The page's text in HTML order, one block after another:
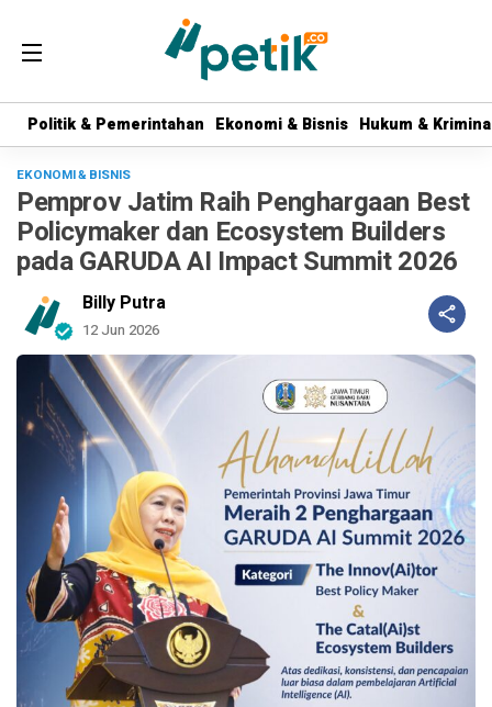
Politik & Pemerintahan Ekonomi & Bisnis Hukum &
Politik & Pemerintahan Ekonomi & Bisnis Hukum &
EKONOMI & BISNIS
Pemprov Jatim Raih Penghargaan Best
Policymaker dan Ecosystem Builders
pada GARUDA AI Impact Summit 2026
Billy Putra
12 Jun 2026